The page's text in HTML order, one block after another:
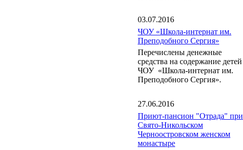
03.07.2016
ЧОУ «Школа-интернат им.
Преподобного Сергия»
Перечислены денежные
средства на содержание детей
ЧОУ «Школа-интернат им.
Преподобного Сергия».
27.06.2016
Приют-пансион "Отрада" при
Свято-Никольском
Черноостровском женском
монастыре